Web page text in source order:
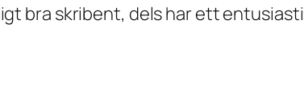
bra skribent, dels har ett